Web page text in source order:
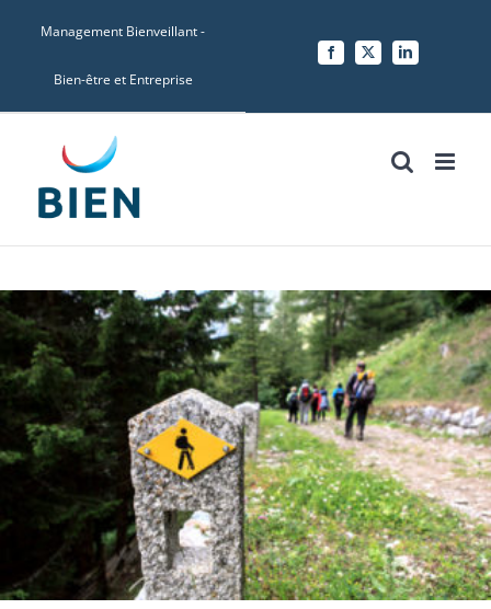
Management Bienveillant -
Bien-être et Entreprise
Facebook
X LinkedIn